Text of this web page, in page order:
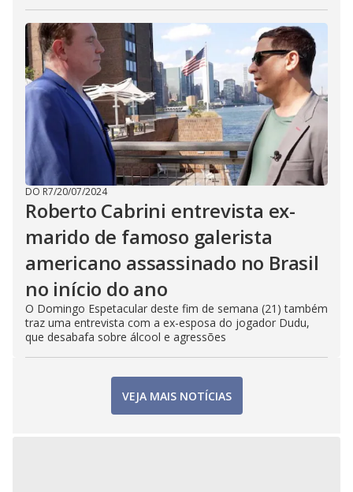
DO R7/20/07/2024
Roberto Cabrini entrevista ex-
marido de famoso galerista
americano assassinado no Brasil
no início do ano
O Domingo Espetacular deste fim de semana (21) também
traz uma entrevista com a ex-esposa do jogador Dudu,
que desabafa sobre álcool e agressões
VEJA MAIS NOTÍCIAS